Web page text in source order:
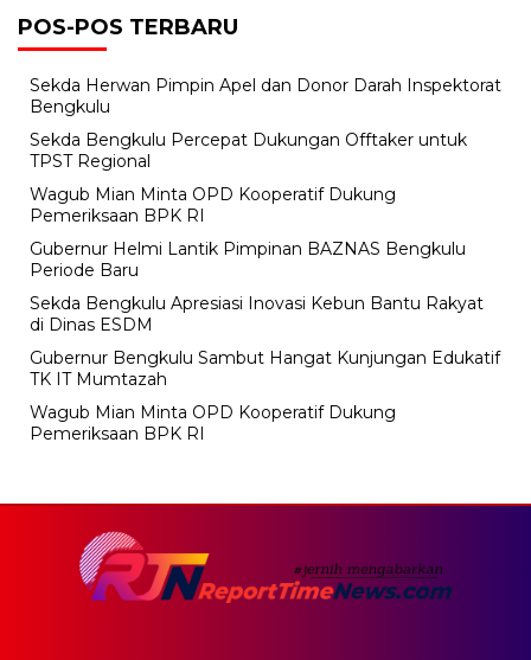
POS-POS TERBARU
Sekda Herwan Pimpin Apel dan Donor Darah Inspektorat
Bengkulu
Sekda Bengkulu Percepat Dukungan Offtaker untuk
TPST Regional
Wagub Mian Minta OPD Kooperatif Dukung
Pemeriksaan BPK RI
Gubernur Helmi Lantik Pimpinan BAZNAS Bengkulu
Periode Baru
Sekda Bengkulu Apresiasi Inovasi Kebun Bantu Rakyat
di Dinas ESDM
Gubernur Bengkulu Sambut Hangat Kunjungan Edukatif
TK IT Mumtazah
Wagub Mian Minta OPD Kooperatif Dukung
Pemeriksaan BPK RI